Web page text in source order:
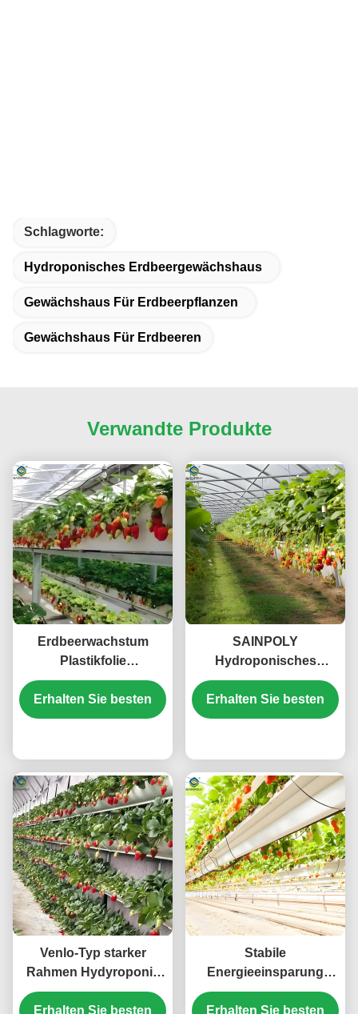
Schlagworte:
Hydroponisches Erdbeergewächshaus
Gewächshaus Für Erdbeerpflanzen
Gewächshaus Für Erdbeeren
Verwandte Produkte
Erdbeerwachstum
Plastikfolie
Gewächshaus mit
hydroponischem
Anbausystem
Erhalten Sie besten
SAINPOLY
Hydroponisches
Erdbeer-Gewächshaus
mit einfach zu
montierenden
Erhalten Sie besten
Venlo-Typ starker
Rahmen Hydyroponic
Erdbeeren
Gewächshaus hoher
Erhalten Sie besten
Stabile
Energieeinsparung
Erdbeer
Gewächshäuser mit
Erhalten Sie besten